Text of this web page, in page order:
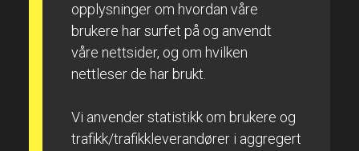
opplysninger om hvordan våre
brukere har surfet på og anvendt
våre nettsider, og om hvilken
nettleser de har brukt.
Vi anvender statistikk om brukere og
trafikk/trafikkleverandører i aggregert